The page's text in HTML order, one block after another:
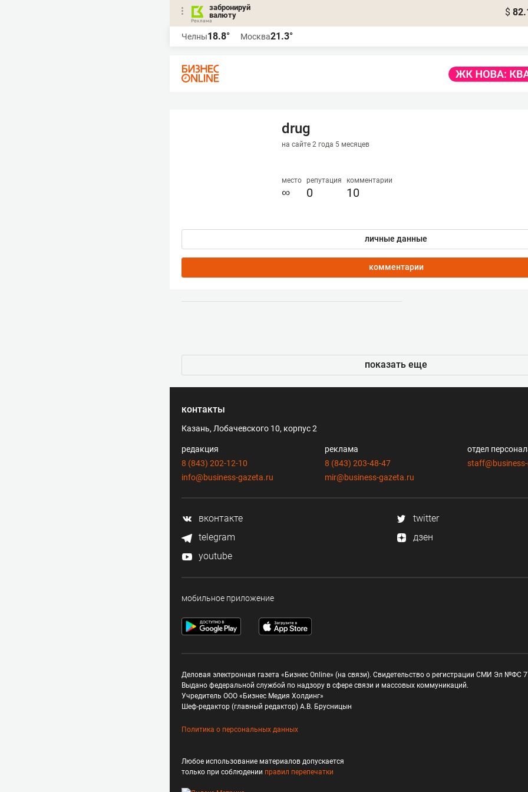
забронируй
валюту
$
Челны18.8° Москва21.3°
drug
на сайте 2 года 5 месяцев
место
∞
репутация
0
комментарии
10
личные данные
комментарии
показать еще
контакты
Казань, Лобачевского 10, корпус 2
редакция
8 (843) 202-12-10
info@business-gazeta.ru
реклама
8 (843) 203-48-47
mir@business-gazeta.ru
отдел
вконтакте
twitter
telegram
дзен
youtube
мобильное приложение
Деловая электронная газета «Бизнес Online» (на связи). Свидетельство о регистрации СМИ Эл №ФС
Выдано федеральной службой по надзору в сфере связи и массовых коммуникаций.
Учредитель ООО «Бизнес Медия Холдинг»
Шеф-редактор (главный редактор) А.В. Брусницын
Политика о персональных данных
Любое использование материалов допускается
только при соблюдении правил перепечатки